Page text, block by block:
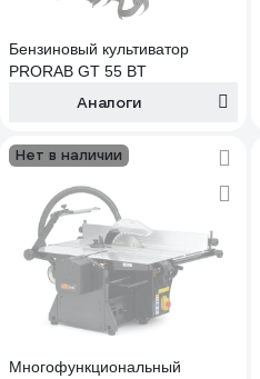
Бензиновый культиватор
PRORAB GT 55 BT
Аналоги
Нет в наличии
Многофункциональный